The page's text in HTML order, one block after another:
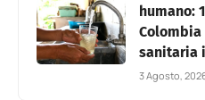
humano:
sanitaria
3 Agosto,